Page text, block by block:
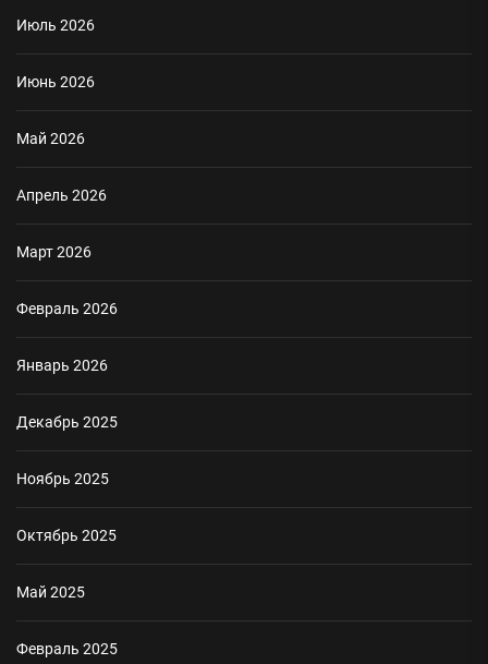
Июль 2026
Июнь 2026
Май 2026
Апрель 2026
Март 2026
Февраль 2026
Январь 2026
Декабрь 2025
Ноябрь 2025
Октябрь 2025
Май 2025
Февраль 2025